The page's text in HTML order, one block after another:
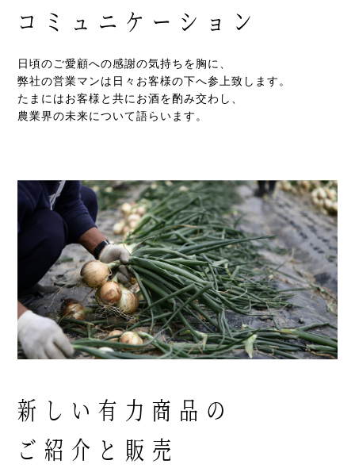
コミュニケーション
日頃のご愛顧への感謝の気持ちを胸に、
弊社の営業マンは日々お客様の下へ参上致します。
たまにはお客様と共にお酒を酌み交わし、
農業界の未来について語らいます。
新しい有力商品の
ご紹介と販売